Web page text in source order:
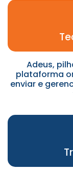
Adeus,
plataforma
enviar e